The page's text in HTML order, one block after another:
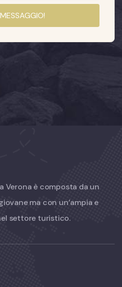
Verona è composta da un
ma con un’ampia e
settore turistico.